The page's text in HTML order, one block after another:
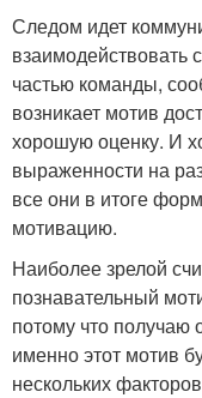
Следом идет
взаимодействовать
частью команды,
возникает мотив
хорошую оценку. И
выраженности на
все они в итоге
мотивацию.
Наиболее зрелой
познавательный
потому что получаю
именно этот мотив
нескольких